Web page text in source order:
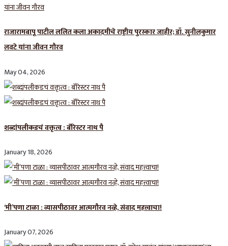
राजारामबापू पाटील ललित कला अकादमीचे राष्ट्रीय पुरस्कार जाहीर; डॉ. सुनीलकुमार
लवटे यांना जीवन गौरव
May 04, 2026
शब्दांपलीकडचं वक्तृत्व : बॅरिस्टर नाथ पै
January 18, 2026
‘मी’पणा टाळा : व्यासपीठावर आत्मगौरव नव्हे, संवाद महत्त्वाचा!
January 07, 2026